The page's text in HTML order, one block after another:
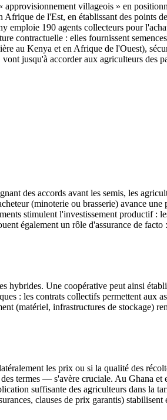
villageois » en
de l'Est, en établissant des points
190 agents collecteurs pour
contractuelle : elles fournissent
au Kenya et en Afrique de l'Ouest),
jusqu'à accorder aux agriculteurs des
des accords avant les semis, les
(minoterie ou brasserie) avance
stimulent l'investissement productif :
également un rôle d'assurance de
hybrides. Une coopérative peut ainsi
: les contrats collectifs permettent aux
(matériel, infrastructures de stockage)
les prix ou si la qualité des
termes — s'avère cruciale. Au Ghana et
suffisante des agriculteurs dans la
clauses de prix garantis)